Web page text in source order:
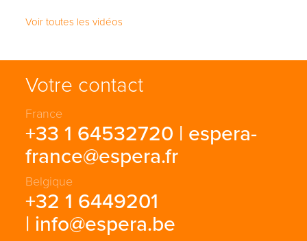
Voir toutes les vidéos
Votre contact
France
+33 1 64532720 | espera-
france@espera.fr
Belgique
+32 1 6449201
| info@espera.be